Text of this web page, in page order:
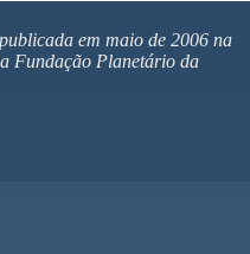
em maio de 2006 na
Fundação Planetário da